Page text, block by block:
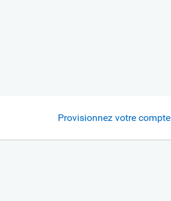
Provisionnez votre compte